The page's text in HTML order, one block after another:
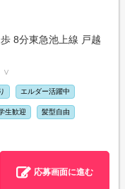
8分東急池上線 戸越
∨
エルダー活躍中
生歓迎 髪型自由
応募画面に進む